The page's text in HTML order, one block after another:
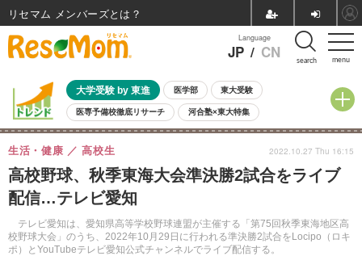
menu
Language
JP / CN search
大学受験 by 東進 医学部 東大受験
医専予備校徹底リサーチ 河合塾×東大特集
親子で考える大学選び 高校受験 中学受験 小学校受験
共通テスト 夏休み
8月開催イベント・WS 全国公立高校 過去問 人気記事
自由研究教材（小学生向け）
高校野球、秋季東海大会準決勝2試合をライブ
配信…テレビ愛知
テレビ愛知は、愛知県高等学校野球連盟が主催する「第75回秋季東海地区高
校野球大会」のうち、2022年10月29日に行われる準決勝2試合をLocipo（ロキ
ポ）とYouTubeテレビ愛知公式チャンネルでライブ配信する。
生活・健康 高校生 2022.10.27 Thu 16:15
リセマム メンバーズ